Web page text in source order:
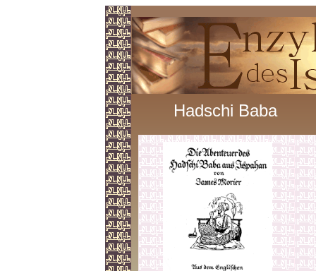
Hadschi Baba